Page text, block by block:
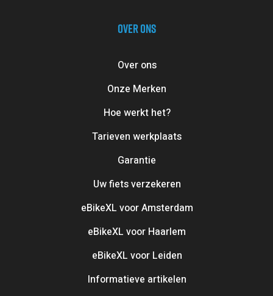
OVER ONS
Over ons
Onze Merken
Hoe werkt het?
Tarieven werkplaats
Garantie
Uw fiets verzekeren
eBikeXL voor Amsterdam
eBikeXL voor Haarlem
eBikeXL voor Leiden
Informatieve artikelen